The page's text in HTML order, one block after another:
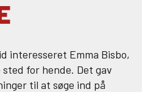
interesseret Emma Bisbo,
for hende. Det gav
til at søge ind på